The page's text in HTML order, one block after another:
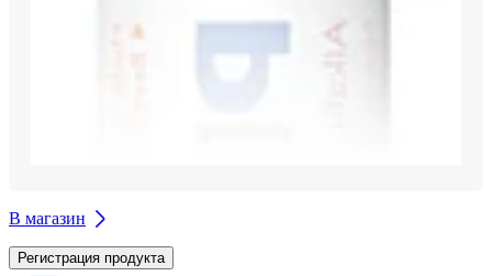
В магазин
Регистрация продукта